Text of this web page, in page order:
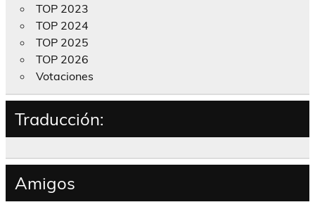
TOP 2023
TOP 2024
TOP 2025
TOP 2026
Votaciones
Traducción:
Amigos